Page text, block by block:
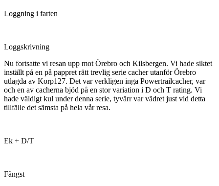
Loggning i farten
Loggskrivning
Nu fortsatte vi resan upp mot Örebro och Kilsbergen. Vi hade siktet
inställt på en på pappret rätt trevlig serie cacher utanför Örebro
utlagda av Korp127. Det var verkligen inga Powertrailcacher, var
och en av cacherna bjöd på en stor variation i D och T rating. Vi
hade väldigt kul under denna serie, tyvärr var vädret just vid detta
tillfälle det sämsta på hela vår resa.
Ek + D/T
Fångst